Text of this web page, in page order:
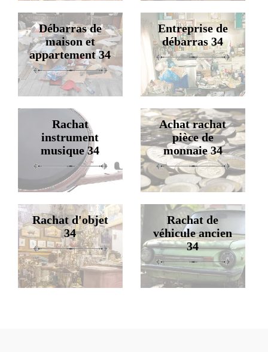
Débarras de
maison et
appartement 34
Entreprise de
débarras 34
Rachat
instrument
musique 34
Achat rachat
pièce de
monnaie 34
Rachat d'objet
34
Rachat de
véhicule ancien
34